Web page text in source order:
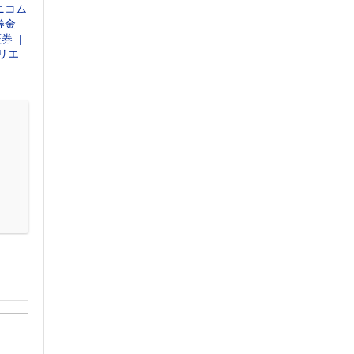
コム
金
エ